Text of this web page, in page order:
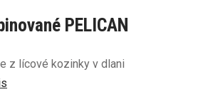
PELICAN
z lícové kozinky v dlani